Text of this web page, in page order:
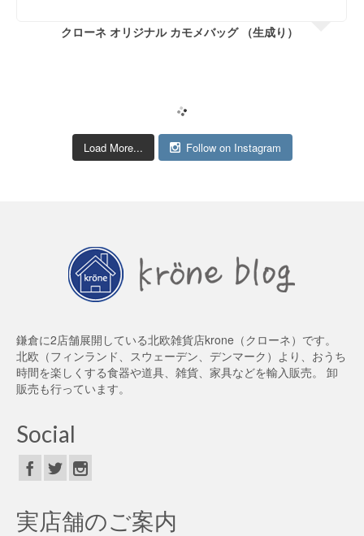
クローネ オリジナル カモメバッグ （生成り）
Load More... Follow on Instagram
鎌倉に2店舗展開している北欧雑貨店krone（クローネ）です。
北欧（フィンランド、スウェーデン、デンマーク）より、おうち
時間を楽しくする食器や道具、雑貨、家具などを輸入販売。 卸
販売も行っています。
Social
実店舗のご案内